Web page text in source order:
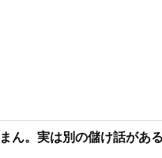
ん。実は別の儲け話があ